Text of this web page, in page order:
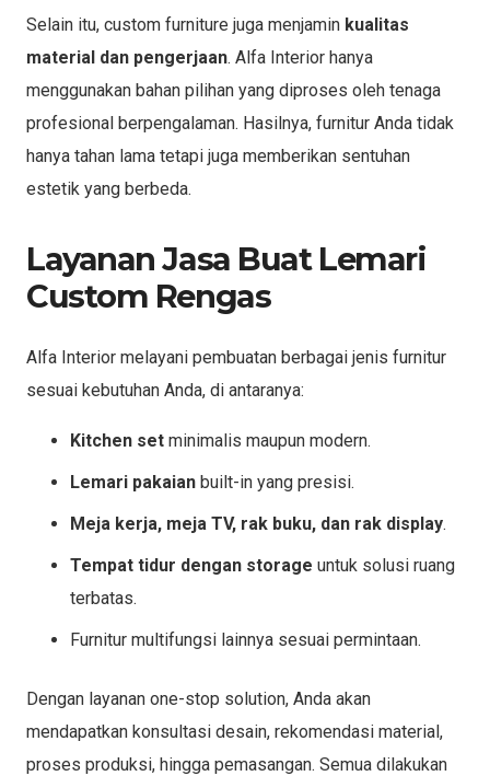
Selain itu, custom furniture juga menjamin kualitas
material dan pengerjaan. Alfa Interior hanya
menggunakan bahan pilihan yang diproses oleh tenaga
profesional berpengalaman. Hasilnya, furnitur Anda tidak
hanya tahan lama tetapi juga memberikan sentuhan
estetik yang berbeda.
Layanan Jasa Buat Lemari
Custom Rengas
Alfa Interior melayani pembuatan berbagai jenis furnitur
sesuai kebutuhan Anda, di antaranya:
Kitchen set minimalis maupun modern.
Lemari pakaian built-in yang presisi.
Meja kerja, meja TV, rak buku, dan rak display.
Tempat tidur dengan storage untuk solusi ruang
terbatas.
Furnitur multifungsi lainnya sesuai permintaan.
Dengan layanan one-stop solution, Anda akan
mendapatkan konsultasi desain, rekomendasi material,
proses produksi, hingga pemasangan. Semua dilakukan